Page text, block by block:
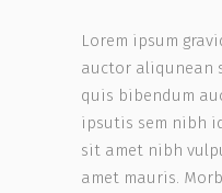
Lorem ipsum
auctor aliqunean
quis bibendum
ipsutis sem nibh
sit amet nibh
amet mauris.